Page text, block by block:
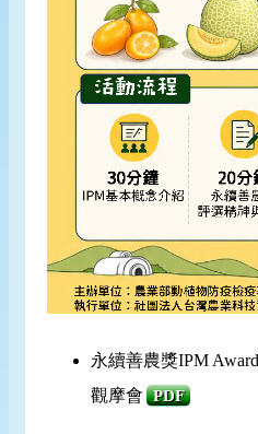
永續善農獎IPM
觀摩會 PDF